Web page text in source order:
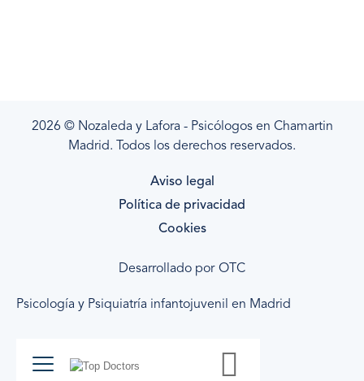
2026 © Nozaleda y Lafora - Psicólogos en Chamartin
Madrid. Todos los derechos reservados.
Aviso legal
Política de privacidad
Cookies
Desarrollado por OTC
Psicología y Psiquiatría infantojuvenil en Madrid